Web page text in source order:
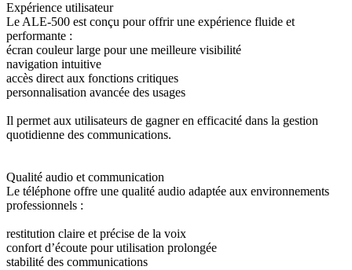
Expérience utilisateur
Le ALE-500 est conçu pour offrir une expérience fluide et
performante :
écran couleur large pour une meilleure visibilité
navigation intuitive
accès direct aux fonctions critiques
personnalisation avancée des usages
Il permet aux utilisateurs de gagner en efficacité dans la gestion
quotidienne des communications.
Qualité audio et communication
Le téléphone offre une qualité audio adaptée aux environnements
professionnels :
restitution claire et précise de la voix
confort d’écoute pour utilisation prolongée
stabilité des communications